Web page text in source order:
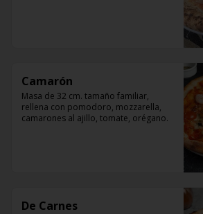
Camarón
Masa de 32 cm. tamaño familiar,
rellena con pomodoro, mozzarella,
camarones al ajillo, tomate, orégano.
De Carnes